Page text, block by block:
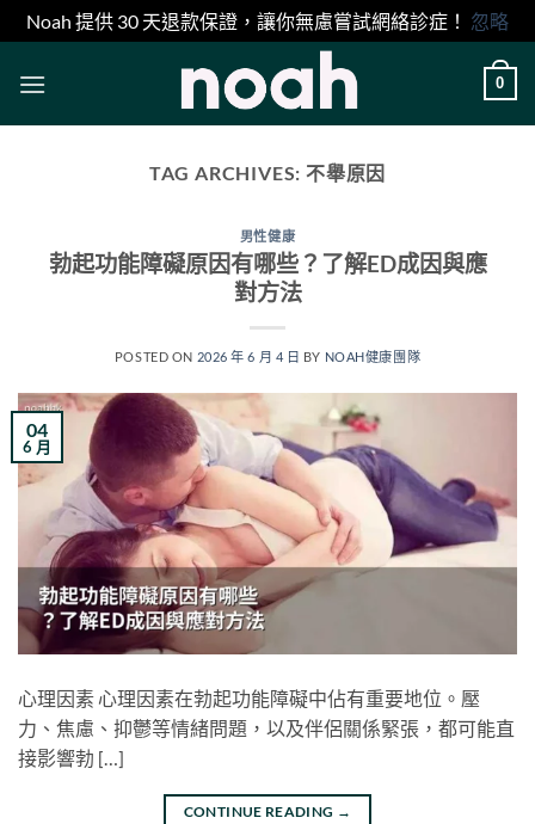
Noah 提供 30 天退款保證，讓你無慮嘗試網絡診症！ 忽略
0
TAG ARCHIVES: 不舉原因
男性健康
勃起功能障礙原因有哪些？了解ED成因與應
對方法
POSTED ON 2026 年 6 月 4 日 BY NOAH健康團隊
04
6 月
心理因素 心理因素在勃起功能障礙中佔有重要地位。壓
力、焦慮、抑鬱等情緒問題，以及伴侶關係緊張，都可能直
接影響勃 […]
CONTINUE READING →